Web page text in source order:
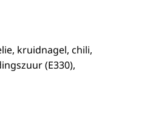
kruidnagel, chili,
(E330),